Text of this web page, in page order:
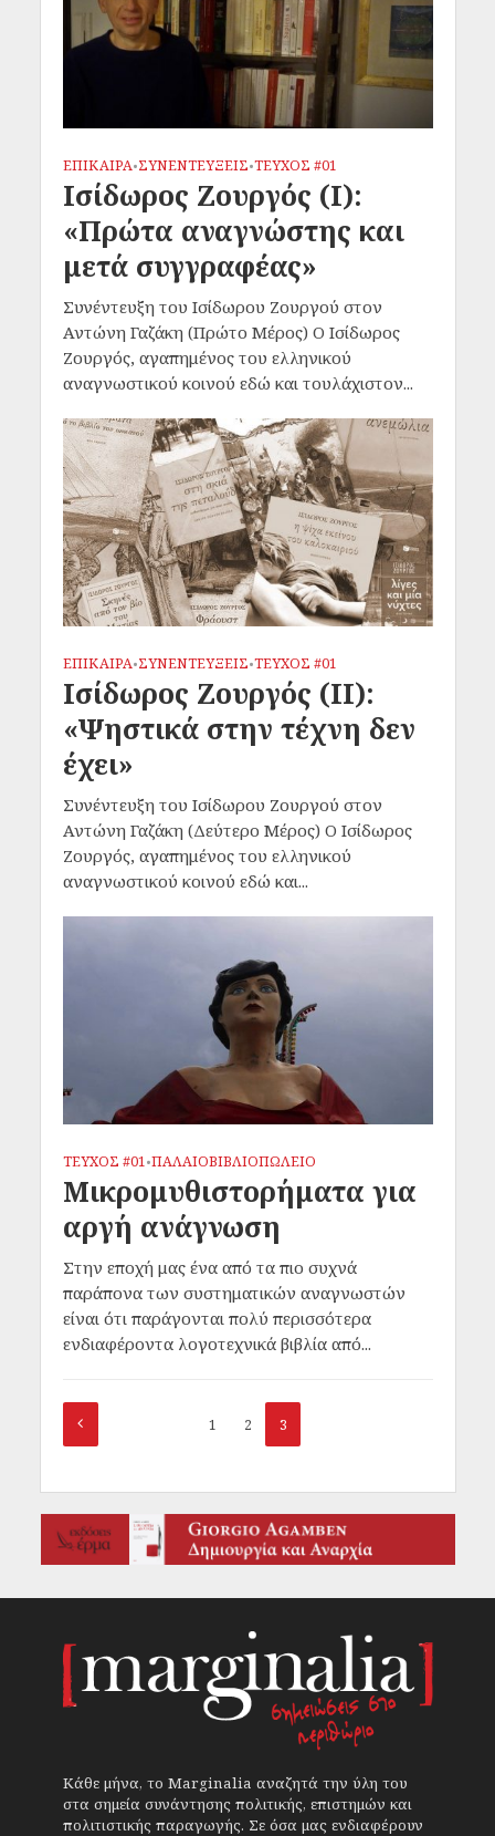
ΕΠΙΚΑΙΡΑ•ΣΥΝΕΝΤΕΥΞΕΙΣ•ΤΕΥΧΟΣ #01
Ισίδωρος Ζουργός (I):
«Πρώτα αναγνώστης και
μετά συγγραφέας»
Συνέντευξη του Ισίδωρου Ζουργού στον
Αντώνη Γαζάκη (Πρώτο Μέρος) Ο Ισίδωρος
Ζουργός, αγαπημένος του ελληνικού
αναγνωστικού κοινού εδώ και τουλάχιστον...
ΕΠΙΚΑΙΡΑ•ΣΥΝΕΝΤΕΥΞΕΙΣ•ΤΕΥΧΟΣ #01
Ισίδωρος Ζουργός (II):
«Ψηστικά στην τέχνη δεν
έχει»
Συνέντευξη του Ισίδωρου Ζουργού στον
Αντώνη Γαζάκη (Δεύτερο Μέρος) Ο Ισίδωρος
Ζουργός, αγαπημένος του ελληνικού
αναγνωστικού κοινού εδώ και...
ΤΕΥΧΟΣ #01•ΠΑΛΑΙΟΒΙΒΛΙΟΠΩΛΕΙΟ
Μικρομυθιστορήματα για
αργή ανάγνωση
Στην εποχή μας ένα από τα πιο συχνά
παράπονα των συστηματικών αναγνωστών
είναι ότι παράγονται πολύ περισσότερα
ενδιαφέροντα λογοτεχνικά βιβλία από...
1 2 3
Κάθε μήνα, το Marginalia αναζητά την ύλη του
στα σημεία συνάντησης πολιτικής, επιστημών και
πολιτιστικής παραγωγής. Σε όσα μας ενδιαφέρουν